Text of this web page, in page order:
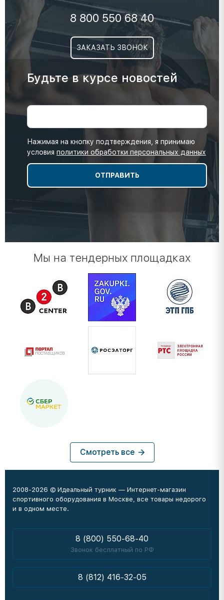
8 800 550 68 40
ЗАКАЗАТЬ ЗВОНОК
Будьте в курсе новостей
Нажимая на кнопку подтверждения, я принимаю
условия политики обработки персональных данных
Мы на тендерных площадках
Смотреть все
2008-2026 © Идеальный турник — Интернет-магазин
спортивного оборудования в Москве, все товары недорого
и в одном месте.
8 (800) 550-68-40
Звонок бесплатный по РФ
8 (812) 416-32-05